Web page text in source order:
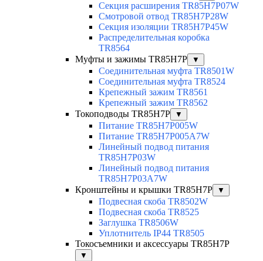
Секция расширения TR85H7P07W
Смотровой отвод TR85H7P28W
Секция изоляции TR85H7P45W
Распределительная коробка
TR8564
Муфты и зажимы TR85H7P
▼
Соединительная муфта TR8501W
Соединительная муфта TR8524
Крепежный зажим TR8561
Крепежный зажим TR8562
Токоподводы TR85H7P
▼
Питание TR85H7P005W
Питание TR85H7P005A7W
Линейный подвод питания
TR85H7P03W
Линейный подвод питания
TR85H7P03A7W
Кронштейны и крышки TR85H7P
▼
Подвесная скоба TR8502W
Подвесная скоба TR8525
Заглушка TR8506W
Уплотнитель IP44 TR8505
Токосъемники и аксессуары TR85H7P
▼